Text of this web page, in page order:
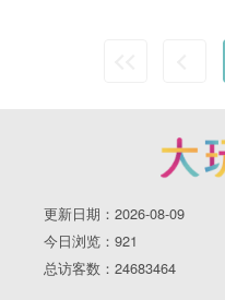
更新日期：2026-08-09
今日浏览：921
总访客数：24683464